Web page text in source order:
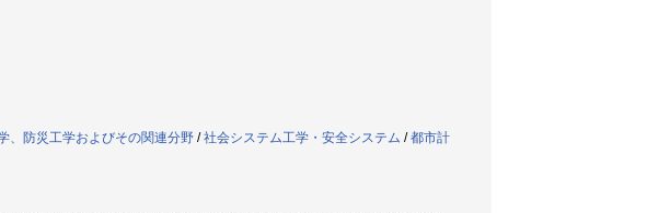
、防災工学およびその関連分野 /社会システム工学・安全システム /都市計